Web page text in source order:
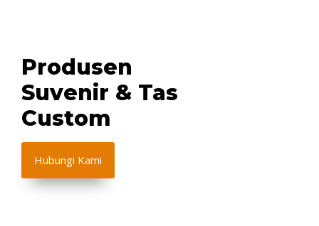
Produsen
Suvenir & Tas
Custom
Hubungi Kami